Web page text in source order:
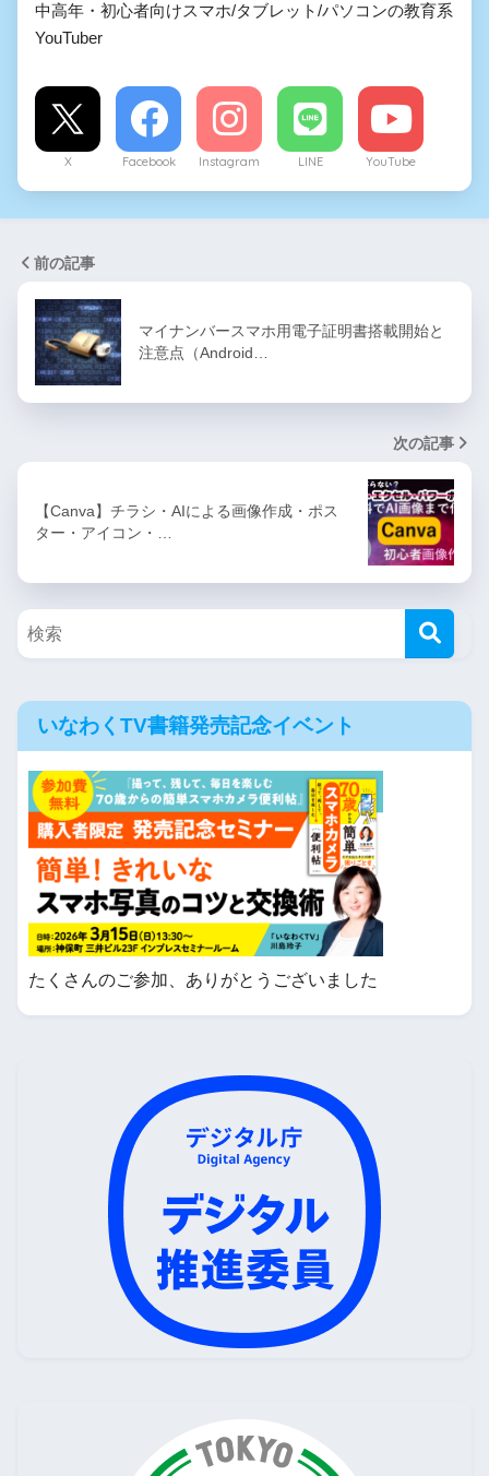
中高年・初心者向けスマホ/タブレット/パソコンの教育系
YouTuber
X Facebook Instagram LINE YouTube
前の記事
マイナンバースマホ用電子証明書搭載開始と
注意点（Android…
次の記事
【Canva】チラシ・AIによる画像作成・ポス
ター・アイコン・…
いなわくTV書籍発売記念イベント
たくさんのご参加、ありがとうございました